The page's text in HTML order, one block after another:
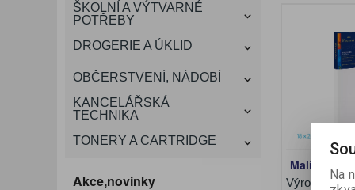
ŠKOLNÍ A VÝTVARNÉ
POTŘEBY
DROGERIE A ÚKLID
OBČERSTVENÍ, NÁDOBÍ
KANCELÁŘSKÁ
TECHNIKA
TONERY A CARTRIDGE
Akce,novinky
Malířské
Výrobce:
Na